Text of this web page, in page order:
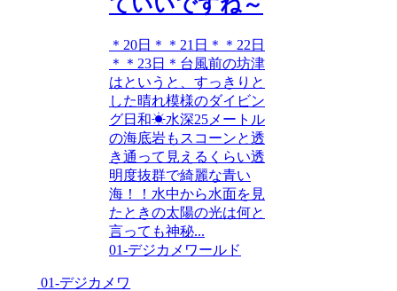
＊20日＊＊21日＊＊22日
＊＊23日＊台風前の坊津
はというと、すっきりと
した晴れ模様のダイビン
グ日和☀水深25メートル
の海底岩もスコーンと透
き通って見えるくらい透
明度抜群で綺麗な青い
海！！水中から水面を見
たときの太陽の光は何と
言っても神秘...
01-デジカメワールド
01-デジカメワ